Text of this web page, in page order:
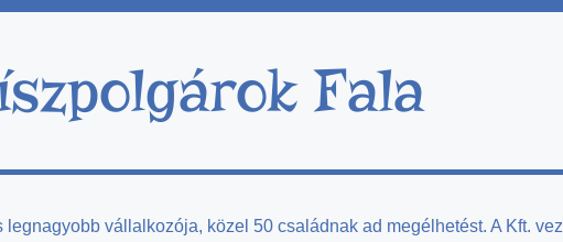
Fala
vállalkozója, közel 50 családnak ad megélhetést. A Kft.